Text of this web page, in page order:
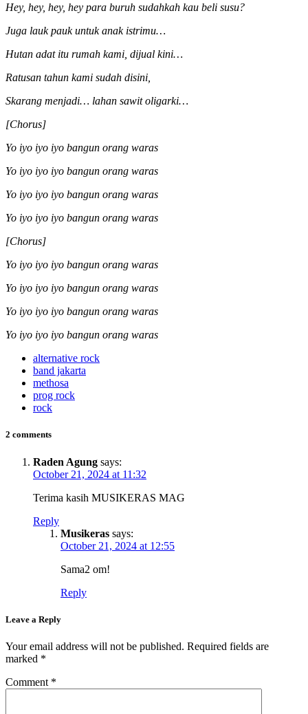
Hey, hey, hey, hey para buruh sudahkah kau beli susu?
Juga lauk pauk untuk anak istrimu…
Hutan adat itu rumah kami, dijual kini…
Ratusan tahun kami sudah disini,
Skarang menjadi… lahan sawit oligarki…
[Chorus]
Yo iyo iyo iyo bangun orang waras
Yo iyo iyo iyo bangun orang waras
Yo iyo iyo iyo bangun orang waras
Yo iyo iyo iyo bangun orang waras
[Chorus]
Yo iyo iyo iyo bangun orang waras
Yo iyo iyo iyo bangun orang waras
Yo iyo iyo iyo bangun orang waras
Yo iyo iyo iyo bangun orang waras
alternative rock
band jakarta
methosa
prog rock
rock
2 comments
Raden Agung says:
October 21, 2024 at 11:32
Terima kasih MUSIKERAS MAG
Reply
Musikeras says:
October 21, 2024 at 12:55
Sama2 om!
Reply
Leave a Reply
Your email address will not be published. Required fields are
marked *
Comment *